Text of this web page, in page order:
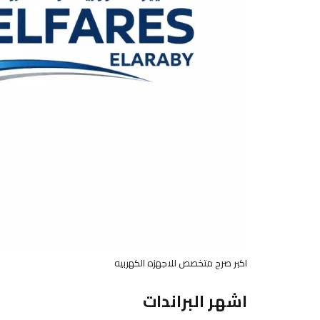
اكبر صرح متخصص للاجهزه الكهربيه
اشهر البراندات